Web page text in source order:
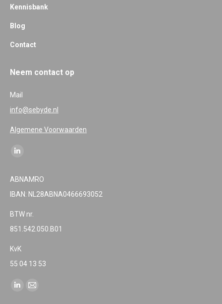
Kennisbank
Blog
Contact
Neem contact op
Mail
info@sebyde.nl
Algemene Voorwaarden
Find us on:
opens
in
ABNAMRO
IBAN: NL28ABNA0466693052
BTW nr.
851.542.050.B01
KvK
55 04 13 53
Find us on:
Linkedin
Mail